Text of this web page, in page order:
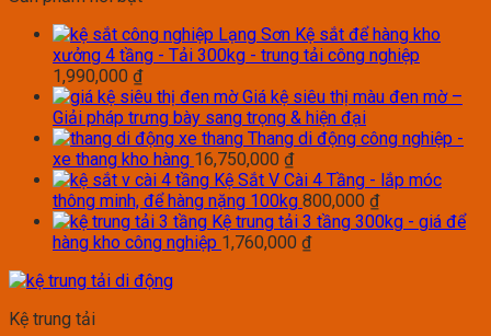
Kệ sắt để hàng kho
xưởng 4 tầng - Tải 300kg - trung tải công nghiệp
1,990,000 ₫
Giá kệ siêu thị màu đen mờ –
Giải pháp trưng bày sang trọng & hiện đại
Thang di động công nghiệp -
xe thang kho hàng 16,750,000 ₫
Kệ Sắt V Cài 4 Tầng - lắp móc
thông minh, để hàng nặng 100kg 800,000 ₫
Kệ trung tải 3 tầng 300kg - giá để
hàng kho công nghiệp 1,760,000 ₫
Kệ trung tải